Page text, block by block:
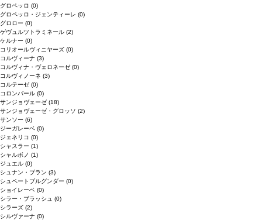
グロペッロ (0)
グロペッロ・ジェンティーレ (0)
グロロー (0)
ゲヴュルツトラミネール (2)
ケルナー (0)
コリオールヴィニヤーズ (0)
コルヴィーナ (3)
コルヴィナ・ヴェロネーゼ (0)
コルヴィノーネ (3)
コルテーゼ (0)
コロンバール (0)
サンジョヴェーゼ (18)
サンジョヴェーゼ・グロッソ (2)
サンソー (6)
ジーガレーベ (0)
ジェネリコ (0)
シャスラー (1)
シャルボノ (1)
ジュエル (0)
シュナン・ブラン (3)
シュペートブルグンダー (0)
ショイレーベ (0)
シラー・ブラッシュ (0)
シラーズ (2)
シルヴァーナ (0)